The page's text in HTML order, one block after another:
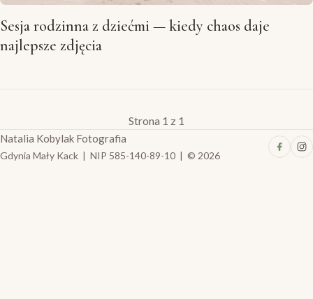
Sesja rodzinna z dziećmi — kiedy chaos daje
najlepsze zdjęcia
Strona 1 z 1
Natalia Kobylak Fotografia
Gdynia Mały Kack | NIP 585-140-89-10 | © 2026